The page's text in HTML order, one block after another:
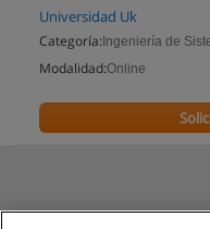
Universidad Uk
Categoría: Ingeniería de
Modalidad:Online